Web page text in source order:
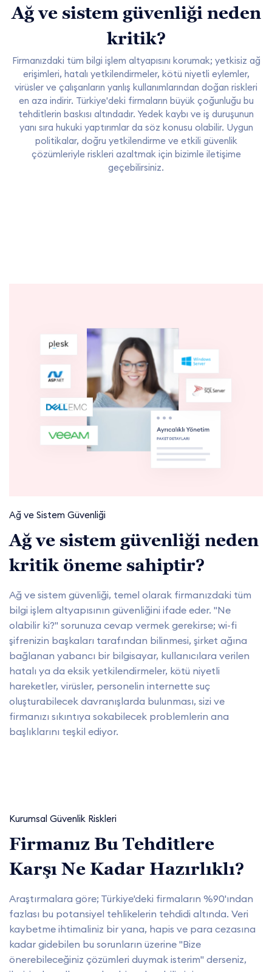
Ağ ve sistem güvenliği neden
kritik?
Firmanızdaki tüm bilgi işlem altyapısını korumak; yetkisiz ağ
erişimleri, hatalı yetkilendirmeler, kötü niyetli eylemler,
virüsler ve çalışanların yanlış kullanımlarından doğan riskleri
en aza indirir. Türkiye'deki firmaların büyük çoğunluğu bu
tehditlerin baskısı altındadır. Yedek kaybı ve iş duruşunun
yanı sıra hukuki yaptırımlar da söz konusu olabilir. Uygun
politikalar, doğru yetkilendirme ve etkili güvenlik
çözümleriyle riskleri azaltmak için bizimle iletişime
geçebilirsiniz.
Ağ ve Sistem Güvenliği
Ağ ve sistem güvenliği neden
kritik öneme sahiptir?
Ağ ve sistem güvenliği, temel olarak firmanızdaki tüm
bilgi işlem altyapısının güvenliğini ifade eder. "Ne
olabilir ki?" sorunuza cevap vermek gerekirse; wi-fi
şifrenizin başkaları tarafından bilinmesi, şirket ağına
bağlanan yabancı bir bilgisayar, kullanıcılara verilen
hatalı ya da eksik yetkilendirmeler, kötü niyetli
hareketler, virüsler, personelin internette suç
oluşturabilecek davranışlarda bulunması, sizi ve
firmanızı sıkıntıya sokabilecek problemlerin ana
başlıklarını teşkil ediyor.
Kurumsal Güvenlik Riskleri
Firmanız Bu Tehditlere
Karşı Ne Kadar Hazırlıklı?
Araştırmalara göre; Türkiye'deki firmaların %90'ından
fazlası bu potansiyel tehlikelerin tehdidi altında. Veri
kaybetme ihtimaliniz bir yana, hapis ve para cezasına
kadar gidebilen bu sorunların üzerine "Bize
önerebileceğiniz çözümleri duymak isterim" derseniz,